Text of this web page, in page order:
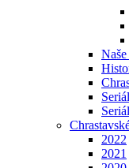
2022
2021